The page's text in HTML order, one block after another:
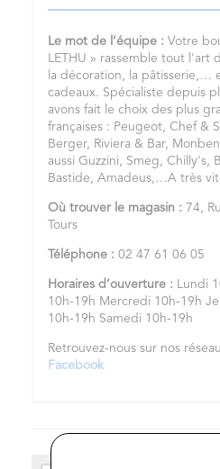
Le mot de l’équipe : Votre
LETHU » rassemble tout l'art
la décoration, la pâtisserie,…
cadeaux. Spécialiste depuis
avons fait le choix des plus
françaises : Peugeot, Chef &
Berger, Riviera & Bar,
aussi Guzzini, Smeg, Chilly's,
Bastide, Amadeus,…A très
Où trouver le magasin : 74,
Tours
Téléphone : 02 47 61 06 05
Horaires d’ouverture : Lundi
10h-19h Mercredi 10h-19h
10h-19h Samedi 10h-19h
Retrouvez-nous sur nos
Facebook